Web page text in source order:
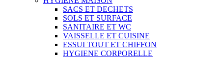
SACS ET DECHETS
SOLS ET SURFACE
SANITAIRE ET WC
VAISSELLE ET CUISINE
ESSUI TOUT ET CHIFFON
HYGIENE CORPORELLE